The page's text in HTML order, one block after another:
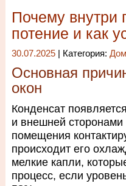
Почему внутри
потение и как
30.07.2025 | Категория:
Основная
окон
Конденсат
и внешней
помещения
происходит его
мелкие капли,
процесс, если